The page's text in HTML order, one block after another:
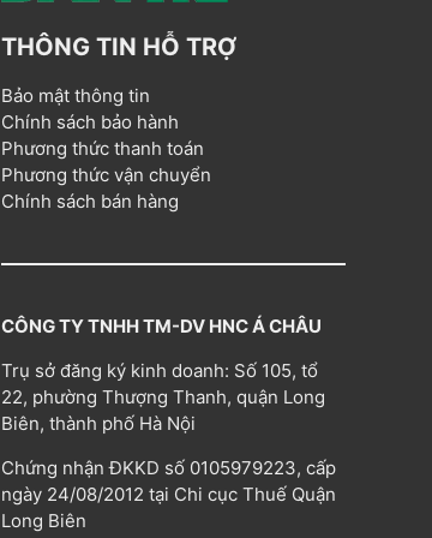
THÔNG TIN HỖ TRỢ
Bảo mật thông tin
Chính sách bảo hành
Phương thức thanh toán
Phương thức vận chuyển
Chính sách bán hàng
CÔNG TY TNHH TM-DV HNC Á CHÂU
Trụ sở đăng ký kinh doanh: Số 105, tổ
22, phường Thượng Thanh, quận Long
Biên, thành phố Hà Nội
Chứng nhận ĐKKD số 0105979223, cấp
ngày 24/08/2012 tại Chi cục Thuế Quận
Long Biên